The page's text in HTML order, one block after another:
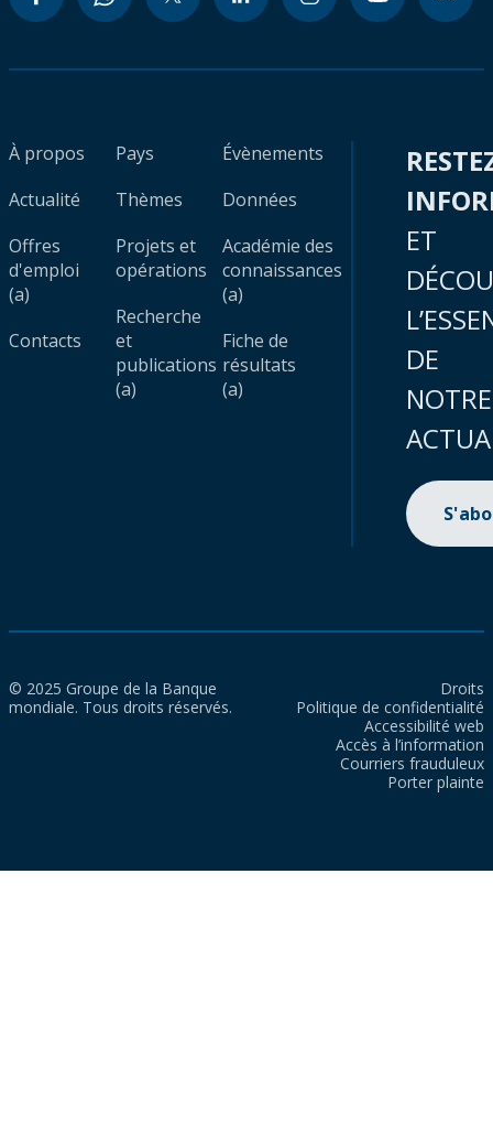
À propos
Actualité
Offres
d'emploi
(a)
Contacts
Pays
Thèmes
Projets et
opérations
Recherche
et
publications
(a)
Évènements
Données
Académie des
connaissances
(a)
Fiche de
résultats
(a)
ET
DE
NOTRE
© 2025 Groupe de la Banque
mondiale. Tous droits réservés.
Droits
Politique de confidentialité
Accessibilité web
Accès à l’information
Courriers frauduleux
Porter plainte